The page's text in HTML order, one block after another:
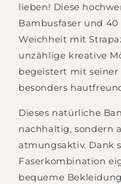
lieben! Diese
Bambusfaser und
Weichheit mit
unzählige kreative
begeistert mit
besonders
Dieses natürliche
nachhaltig, sondern
atmungsaktiv. Dank
Faserkombination
bequeme